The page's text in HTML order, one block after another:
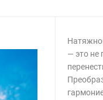
— это не